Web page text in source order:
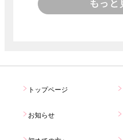
トップページ
お知らせ